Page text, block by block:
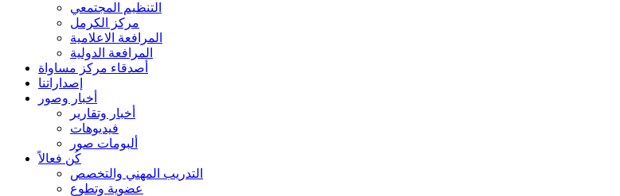
التنظيم المجتمعي
مركز الكرمل
المرافعة الاعلامية
المرافعة الدولية
أصدقاء مركز مساواة
إصداراتنا
أخبار وصور
أخبار وتقارير
فيديوهات
ألبومات صور
كُن فعالاً
التدريب المهني والتخصص
عضوية وتطوع